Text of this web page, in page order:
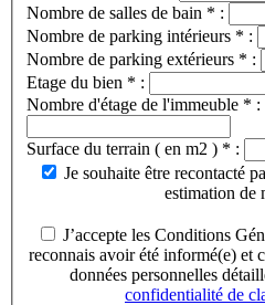
Nombre de salles de bain * :
Nombre de parking intérieurs * :
Nombre de parking extérieurs * :
Etage du bien * :
Nombre d'étage de l'immeuble * :
Surface du terrain ( en m2 ) * :
Je souhaite être recontacté
estimation de
J’accepte les Conditions
reconnais avoir été informé(e) et
données personnelles
confidentialité de